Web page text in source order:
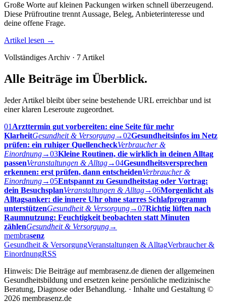
Große Worte auf kleinen Packungen wirken schnell überzeugend.
Diese Prüfroutine trennt Aussage, Beleg, Anbieterinteresse und
deine offene Frage.
Artikel lesen →
Vollständiges Archiv · 7 Artikel
Alle Beiträge im Überblick.
Jeder Artikel bleibt über seine bestehende URL erreichbar und ist
einer klaren Leseroute zugeordnet.
01 Arzttermin gut vorbereiten: eine Seite für mehr
KlarheitGesundheit & Versorgung→02Gesundheitsinfos im Netz
prüfen: ein ruhiger QuellencheckVerbraucher &
Einordnung→03Kleine Routinen, die wirklich in deinen Alltag
passenVeranstaltungen & Alltag→04Gesundheitsversprechen
erkennen: erst prüfen, dann entscheidenVerbraucher &
Einordnung→05Entspannt zu Gesundheitstag oder Vortrag:
dein BesuchsplanVeranstaltungen & Alltag→06Morgenlicht als
Alltagsanker: die innere Uhr ohne starres Schlafprogramm
unterstützenGesundheit & Versorgung→07Richtig lüften nach
Raumnutzung: Feuchtigkeit beobachten statt Minuten
zählenGesundheit & Versorgung→
membrasenz
Gesundheit & VersorgungVeranstaltungen & AlltagVerbraucher &
EinordnungRSS
Hinweis: Die Beiträge auf membrasenz.de dienen der allgemeinen
Gesundheitsbildung und ersetzen keine persönliche medizinische
Beratung, Diagnose oder Behandlung. · Inhalte und Gestaltung ©
2026 membrasenz.de